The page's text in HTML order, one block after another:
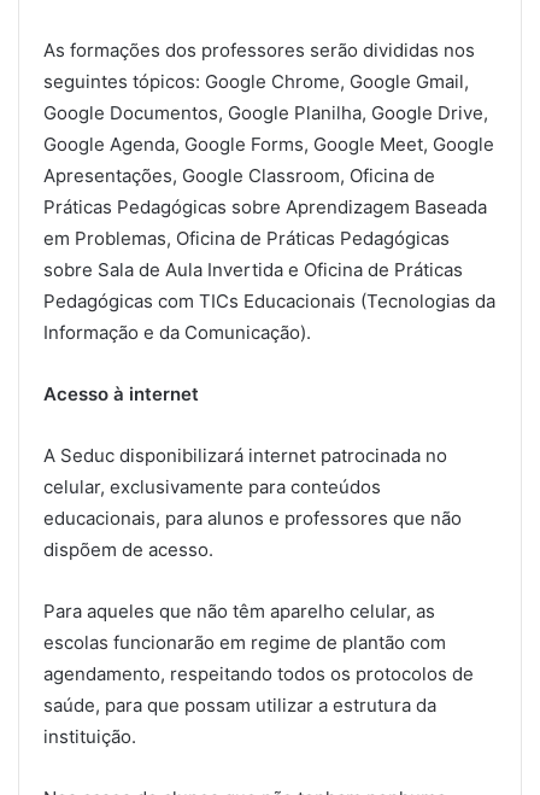
As formações dos professores serão divididas nos
seguintes tópicos: Google Chrome, Google Gmail,
Google Documentos, Google Planilha, Google Drive,
Google Agenda, Google Forms, Google Meet, Google
Apresentações, Google Classroom, Oficina de
Práticas Pedagógicas sobre Aprendizagem Baseada
em Problemas, Oficina de Práticas Pedagógicas
sobre Sala de Aula Invertida e Oficina de Práticas
Pedagógicas com TICs Educacionais (Tecnologias da
Informação e da Comunicação).
Acesso à internet
A Seduc disponibilizará internet patrocinada no
celular, exclusivamente para conteúdos
educacionais, para alunos e professores que não
dispõem de acesso.
Para aqueles que não têm aparelho celular, as
escolas funcionarão em regime de plantão com
agendamento, respeitando todos os protocolos de
saúde, para que possam utilizar a estrutura da
instituição.